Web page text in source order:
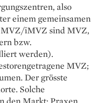
also
einem gemeinsamen
MVZ/iMVZ sind MVZ,
bzw.
werden).
MVZ;
Der grösste
Solche
den Markt: Praxen